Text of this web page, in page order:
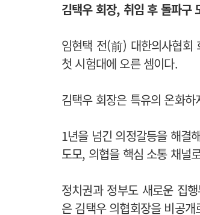
김택우 회장, 취임 후 돌파구
임현택 전(前) 대한의사협회
첫 시험대에 오른 셈이다.
김택우 회장은 특유의 온화
1년을 넘긴 의정갈등을 해결
도모, 의협을 핵심 소통 채널
정치권과 정부도 새로운 집
은 김택우 의협회장을 비공